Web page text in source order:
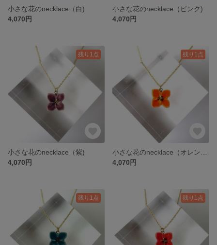
小さな花のnecklace（白)
4,070円
小さな花のnecklace（ピンク)
4,070円
残り1点
小さな花のnecklace（紫)
4,070円
残り1点
4,070円
残り1点 残り1点